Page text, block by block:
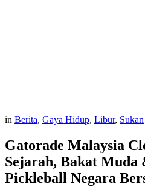
in Berita, Gaya Hidup, Libur, Sukan
Gatorade Malaysia
Sejarah, Bakat Muda
Pickleball Negara